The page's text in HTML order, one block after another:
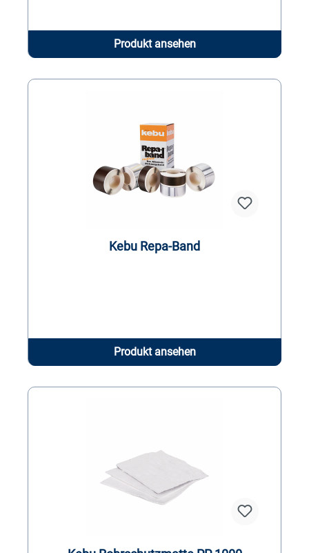
Produkt ansehen
Kebu Repa-Band
Produkt ansehen